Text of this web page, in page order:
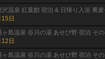
沢温泉 紅葉館 宿泊 & 日帰り入浴
日
ヶ島温泉 谷川の湯 あせび野 宿泊 そ
日
ヶ島温泉 谷川の湯 あせび野 宿泊 そ